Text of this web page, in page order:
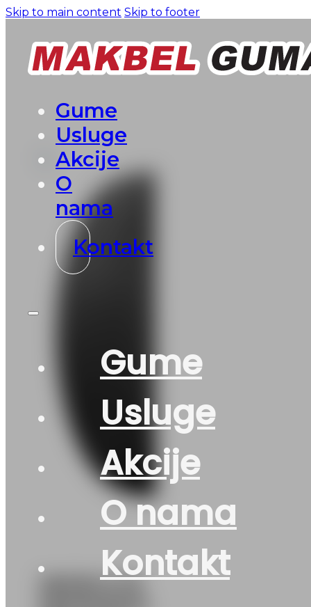
Skip to main content Skip to footer
Gume
Usluge
Akcije
O
nama
Kontakt
Gume
Usluge
Akcije
O nama
Kontakt
265/60 R 18